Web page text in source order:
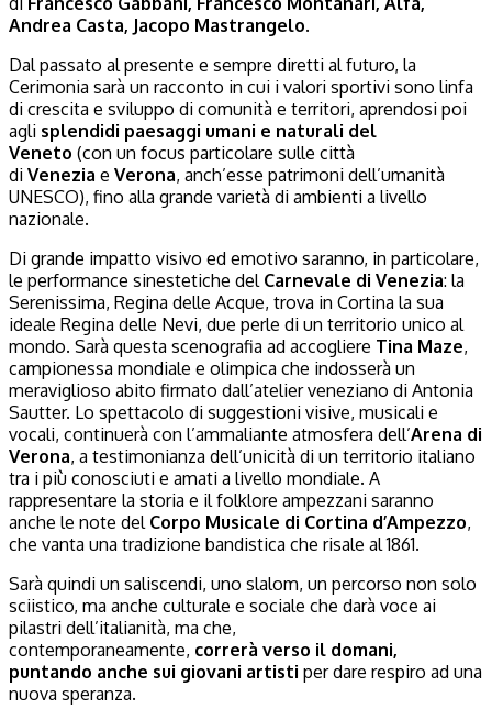
Andrea Casta, Jacopo Mastrangelo.
Dal passato al presente e sempre diretti al futuro, la
Cerimonia sarà un racconto in cui i valori sportivi sono linfa
di crescita e sviluppo di comunità e territori, aprendosi poi
agli splendidi paesaggi umani e naturali del
Veneto (con un focus particolare sulle città
di Venezia e Verona, anch’esse patrimoni dell’umanità
UNESCO), fino alla grande varietà di ambienti a livello
nazionale.
Di grande impatto visivo ed emotivo saranno, in particolare,
le performance sinestetiche del Carnevale di Venezia: la
Serenissima, Regina delle Acque, trova in Cortina la sua
ideale Regina delle Nevi, due perle di un territorio unico al
mondo. Sarà questa scenografia ad accogliere Tina Maze,
campionessa mondiale e olimpica che indosserà un
meraviglioso abito firmato dall’atelier veneziano di Antonia
Sautter. Lo spettacolo di suggestioni visive, musicali e
vocali, continuerà con l’ammaliante atmosfera dell’Arena di
Verona, a testimonianza dell’unicità di un territorio italiano
tra i più conosciuti e amati a livello mondiale. A
rappresentare la storia e il folklore ampezzani saranno
anche le note del Corpo Musicale di Cortina d’Ampezzo,
che vanta una tradizione bandistica che risale al 1861.
Sarà quindi un saliscendi, uno slalom, un percorso non solo
sciistico, ma anche culturale e sociale che darà voce ai
pilastri dell’italianità, ma che,
contemporaneamente, correrà verso il domani,
puntando anche sui giovani artisti per dare respiro ad una
nuova speranza.